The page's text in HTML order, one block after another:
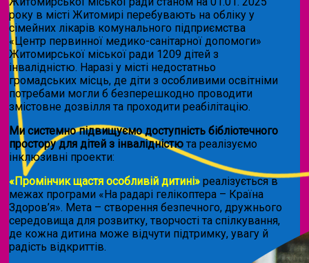
року в місті Житомирі перебувають на обліку у
сімейних лікарів комунального підприємства
«Центр первинної медико-санітарної допомоги»
Житомирської міської ради 1209 дітей з
інвалідністю. Наразі у місті недостатньо
громадських місць, де діти з особливими освітніми
потребами могли б безперешкодно проводити
змістовне дозвілля та проходити реабілітацію.
Ми системно підвищуємо доступність бібліотечного
простору для дітей з інвалідністю та реалізуємо
інклюзивні проекти:
«Промінчик щастя особливій дитині» реалізується в
межах програми «На радарі гелікоптера – Країна
Здоров’я». Мета – створення безпечного, дружнього
середовища для розвитку, творчості та спілкування,
де кожна дитина може відчути підтримку, увагу й
радість відкриттів.